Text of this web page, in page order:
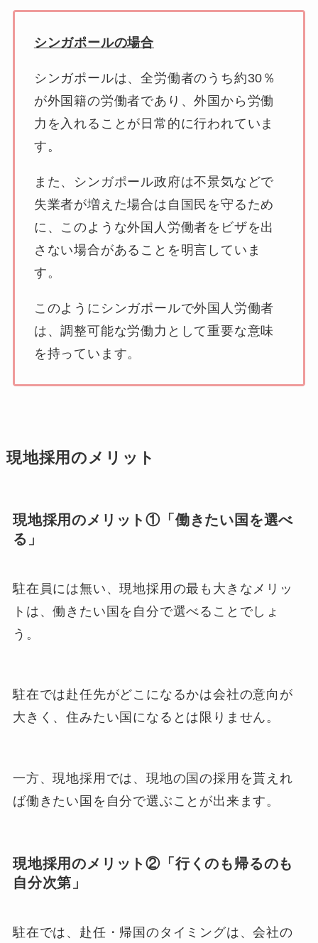
シンガポールの場合
シンガポールは、全労働者のうち約30％
が外国籍の労働者であり、外国から労働
力を入れることが日常的に行われていま
す。
また、シンガポール政府は不景気などで
失業者が増えた場合は自国民を守るため
に、このような外国人労働者をビザを出
さない場合があることを明言していま
す。
このようにシンガポールで外国人労働者
は、調整可能な労働力として重要な意味
を持っています。
現地採用のメリット
現地採用のメリット①「働きたい国を選べ
る」
駐在員には無い、現地採用の最も大きなメリッ
トは、働きたい国を自分で選べることでしょ
う。
駐在では赴任先がどこになるかは会社の意向が
大きく、住みたい国になるとは限りません。
一方、現地採用では、現地の国の採用を貰えれ
ば働きたい国を自分で選ぶことが出来ます。
現地採用のメリット②「行くのも帰るのも
自分次第」
駐在では、赴任・帰国のタイミングは、会社の